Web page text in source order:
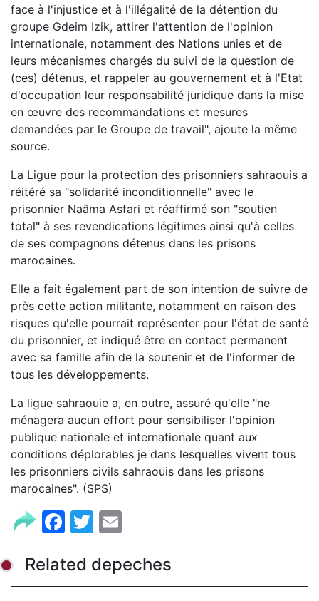
face à l'injustice et à l'illégalité de la détention du
groupe Gdeim Izik, attirer l'attention de l'opinion
internationale, notamment des Nations unies et de
leurs mécanismes chargés du suivi de la question de
(ces) détenus, et rappeler au gouvernement et à l'Etat
d'occupation leur responsabilité juridique dans la mise
en œuvre des recommandations et mesures
demandées par le Groupe de travail", ajoute la même
source.
La Ligue pour la protection des prisonniers sahraouis a
réitéré sa "solidarité inconditionnelle" avec le
prisonnier Naâma Asfari et réaffirmé son "soutien
total" à ses revendications légitimes ainsi qu'à celles
de ses compagnons détenus dans les prisons
marocaines.
Elle a fait également part de son intention de suivre de
près cette action militante, notamment en raison des
risques qu'elle pourrait représenter pour l'état de santé
du prisonnier, et indiqué être en contact permanent
avec sa famille afin de la soutenir et de l'informer de
tous les développements.
La ligue sahraouie a, en outre, assuré qu'elle "ne
ménagera aucun effort pour sensibiliser l'opinion
publique nationale et internationale quant aux
conditions déplorables je dans lesquelles vivent tous
les prisonniers civils sahraouis dans les prisons
marocaines". (SPS)
Facebook
Twitter
Related depeches